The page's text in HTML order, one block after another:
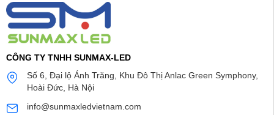
CÔNG TY TNHH SUNMAX-LED
Số 6, Đại lộ Ánh Trăng, Khu Đô Thị Anlac Green Symphony,
Hoài Đức, Hà Nội
info@sunmaxledvietnam.com